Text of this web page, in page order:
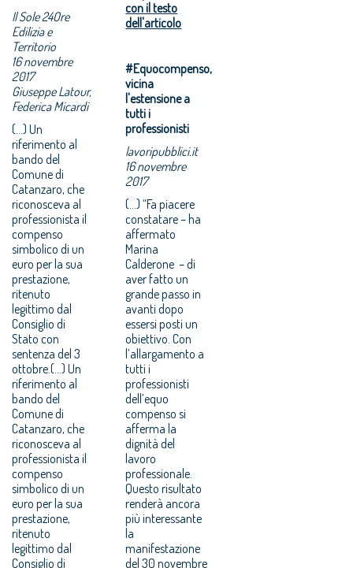
Il Sole 24Ore
Edilizia e
Territorio
16 novembre
2017
Giuseppe Latour,
Federica Micardi
(...) Un
riferimento al
bando del
Comune di
Catanzaro, che
riconosceva al
professionista il
compenso
simbolico di un
euro per la sua
prestazione,
ritenuto
legittimo dal
Consiglio di
Stato con
sentenza del 3
ottobre.(...) Un
riferimento al
bando del
Comune di
Catanzaro, che
riconosceva al
professionista il
compenso
simbolico di un
euro per la sua
prestazione,
ritenuto
legittimo dal
Consiglio di
con il testo
dell'articolo
#Equocompenso,
vicina
l'estensione a
tutti i
professionisti
lavoripubblici.it
16 novembre
2017
(...) “Fa piacere
constatare – ha
affermato
Marina
Calderone – di
aver fatto un
grande passo in
avanti dopo
essersi posti un
obiettivo. Con
l’allargamento a
tutti i
professionisti
dell’equo
compenso si
afferma la
dignità del
lavoro
professionale.
Questo risultato
renderà ancora
più interessante
la
manifestazione
del 30 novembre